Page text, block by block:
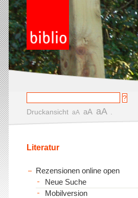
Druckansicht aA aA aA
Literatur
Rezensionen online open
Neue Suche
Mobilversion